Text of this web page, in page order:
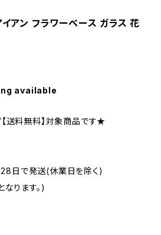
アン フラワーベース ガラス 花
available
送料無料】対象商品です★
28日で発送(休業日を除く)
ります。)